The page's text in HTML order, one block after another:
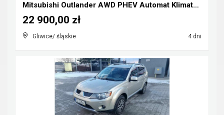
Mitsubishi Outlander AWD PHEV Automat Klimatronik ...
Gliwice/ śląskie 4 dni
22 900,00 zł